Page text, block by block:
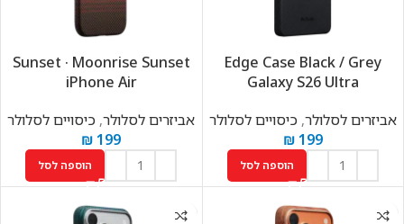
Edge Case Black / Grey
Galaxy S26 Ultra
אביזרים לסלולר,כיסויים לסלולר
₪199
הוספה לסל
Sunset · Moonrise Sunset
iPhone Air
אביזרים לסלולר, כיסויים לסלולר
₪199
הוספה לסל